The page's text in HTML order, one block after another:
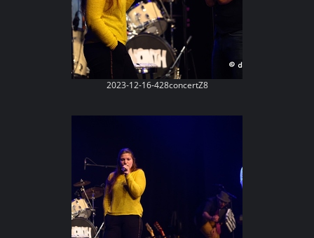
2023-12-16-428concertZ8